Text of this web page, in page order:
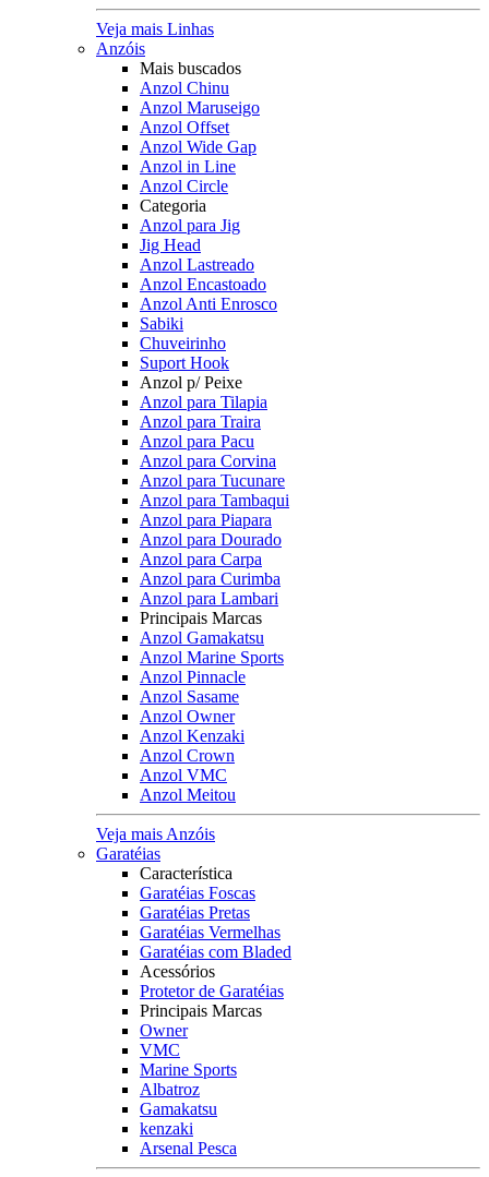
Veja mais Linhas
Anzóis
Mais buscados
Anzol Chinu
Anzol Maruseigo
Anzol Offset
Anzol Wide Gap
Anzol in Line
Anzol Circle
Categoria
Anzol para Jig
Jig Head
Anzol Lastreado
Anzol Encastoado
Anzol Anti Enrosco
Sabiki
Chuveirinho
Suport Hook
Anzol p/ Peixe
Anzol para Tilapia
Anzol para Traira
Anzol para Pacu
Anzol para Corvina
Anzol para Tucunare
Anzol para Tambaqui
Anzol para Piapara
Anzol para Dourado
Anzol para Carpa
Anzol para Curimba
Anzol para Lambari
Principais Marcas
Anzol Gamakatsu
Anzol Marine Sports
Anzol Pinnacle
Anzol Sasame
Anzol Owner
Anzol Kenzaki
Anzol Crown
Anzol VMC
Anzol Meitou
Veja mais Anzóis
Garatéias
Característica
Garatéias Foscas
Garatéias Pretas
Garatéias Vermelhas
Garatéias com Bladed
Acessórios
Protetor de Garatéias
Principais Marcas
Owner
VMC
Marine Sports
Albatroz
Gamakatsu
kenzaki
Arsenal Pesca